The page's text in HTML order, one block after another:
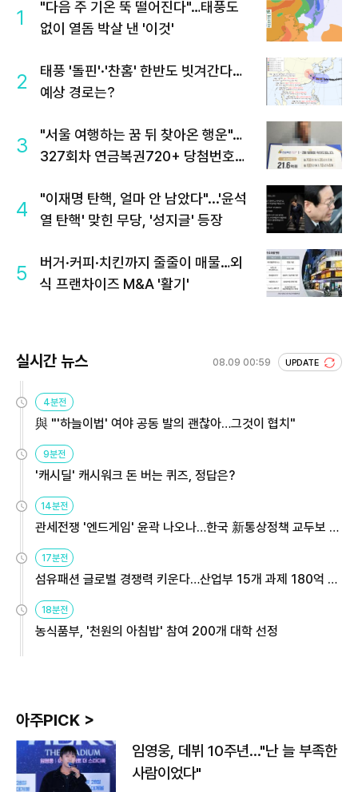
1
"다음 주 기온 뚝 떨어진다"…태풍도
없이 열돔 박살 낸 '이것'
2
태풍 '돌핀'·'찬홈' 한반도 빗겨간다…
예상 경로는?
3
"서울 여행하는 꿈 뒤 찾아온 행운"…
327회차 연금복권720+ 당첨번호조
4
"이재명 탄핵, 얼마 안 남았다"...'윤석
열 탄핵' 맞힌 무당, '성지글' 등장
5
버거·커피·치킨까지 줄줄이 매물…외
식 프랜차이즈 M&A '활기'
실시간 뉴스 08.09 00:59 UPDATE
4분전
與 "'하늘이법' 여야 공동 발의 괜찮아…그것이 협치"
9분전
'캐시딜' 캐시워크 돈 버는 퀴즈, 정답은?
14분전
관세전쟁 '엔드게임' 윤곽 나오나…한국 新통상정책 교두보 활
용해야
17분전
섬유패션 글로벌 경쟁력 키운다…산업부 15개 과제 180억 지
원
18분전
농식품부, '천원의 아침밥' 참여 200개 대학 선정
아주PICK >
임영웅, 데뷔 10주년…"난 늘 부족한
사람이었다"